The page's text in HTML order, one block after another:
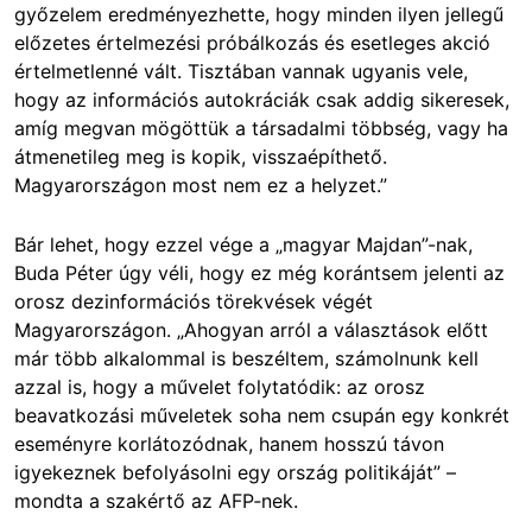
győzelem eredményezhette, hogy minden ilyen jellegű
előzetes értelmezési próbálkozás és esetleges akció
értelmetlenné vált. Tisztában vannak ugyanis vele,
hogy az információs autokráciák csak addig sikeresek,
amíg megvan mögöttük a társadalmi többség, vagy ha
átmenetileg meg is kopik, visszaépíthető.
Magyarországon most nem ez a helyzet.”
Bár lehet, hogy ezzel vége a „magyar Majdan”-nak,
Buda Péter úgy véli, hogy ez még korántsem jelenti az
orosz dezinformációs törekvések végét
Magyarországon. „Ahogyan arról a választások előtt
már több alkalommal is beszéltem, számolnunk kell
azzal is, hogy a művelet folytatódik: az orosz
beavatkozási műveletek soha nem csupán egy konkrét
eseményre korlátozódnak, hanem hosszú távon
igyekeznek befolyásolni egy ország politikáját” –
mondta a szakértő az AFP‑nek.